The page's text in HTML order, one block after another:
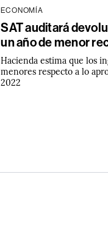
ECONOMÍA
SAT auditará
un año de menor
Hacienda estima que los
menores respecto a lo
2022